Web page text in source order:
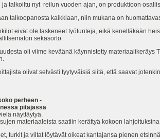
talkoiltu nyt reilun vuoden ajan, on produktioon
talkoopanosta kaikkiaan, niin mukana on
eivät ole laskeneet työtunteja, eikä kenelläkään
sekasorto.
oli viime keväänä käynnistetty
olivat selvästi tyytyväisiä siitä, että saavat
perheen -
pitäjässä
näyttäytyä.
materiaaleista saatiin kerättyä kokoon
turkit ja viitat löytävät oikeat kantajansa pienen